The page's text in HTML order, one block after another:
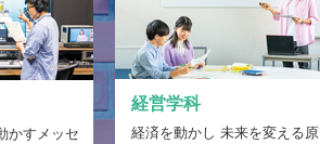
かすメッセ
経営学科
経済を動かし 未来を変える原